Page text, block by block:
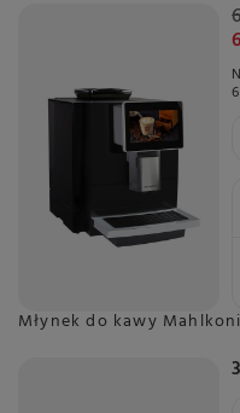
Młynek do kawy